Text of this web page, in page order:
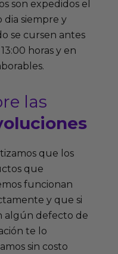
son expedidos el
dia siempre y
se cursen antes
horas y en
las
que los
que
funcionan
y que si
algún defecto de
te lo
sin costo